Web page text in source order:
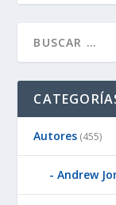
Autores (455)
Andrew